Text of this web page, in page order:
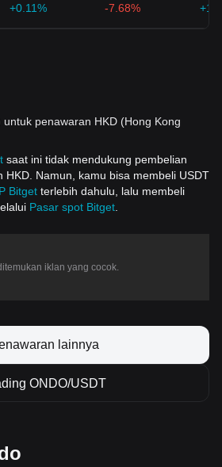
+0.11% -7.68%
penawaran HKD (Hong Kong
saat ini tidak mendukung pembelian
HKD. Namun, kamu bisa membeli USDT
Bitget terlebih dahulu, lalu membeli
Pasar spot Bitget
iklan yang cocok.
lainnya
ONDO/USDT